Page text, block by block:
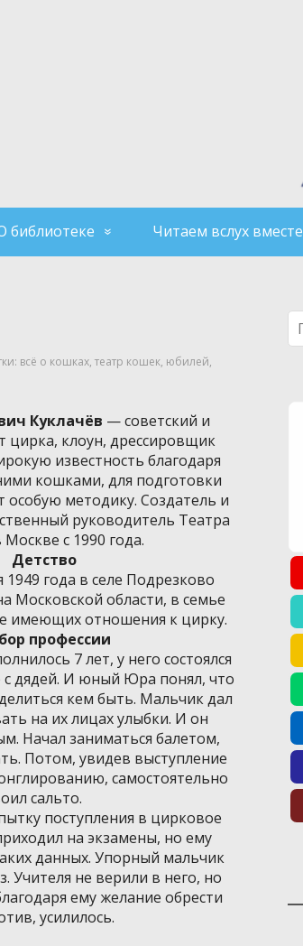
библиотеке Читаем вслух вместе
всё о кошках, театр кошек, юбилей,
Куклачёв — советский и
цирка, клоун, дрессировщик
известность благодаря
кошками, для подготовки
особую методику. Создатель и
руководитель Театра
с 1990 года.
Детство
1949 года в селе Подрезково
Московской области, в семье
имеющих отношения к цирку.
профессии
7 лет, у него состоялся
с дядей. И юный Юра понял, что
кем быть. Мальчик дал
на их лицах улыбки. И он
Начал заниматься балетом,
Потом, увидев выступление
самостоятельно
сальто.
поступления в цирковое
на экзамены, но ему
данных. Упорный мальчик
Учителя не верили в него, но
ему желание обрести
усилилось.